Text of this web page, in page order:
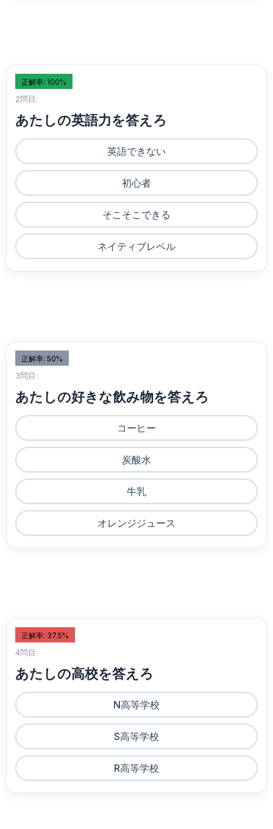
正解率: 100%
2問目:
あたしの英語力を答えろ
英語できない
初心者
そこそこできる
ネイティブレベル
正解率: 50%
3問目:
あたしの好きな飲み物を答えろ
コーヒー
炭酸水
牛乳
オレンジジュース
正解率: 37.5%
4問目:
あたしの高校を答えろ
N高等学校
S高等学校
R高等学校